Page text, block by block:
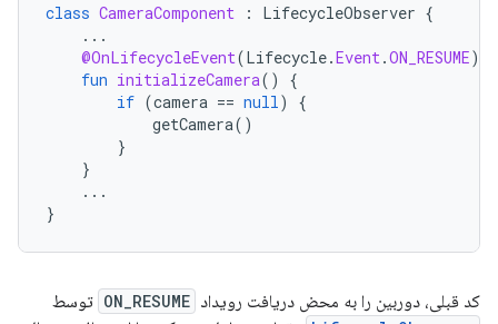
class CameraComponent : LifecycleObserver {
...
@OnLifecycleEvent(Lifecycle.Event .ON_RESUME)
fun initializeCamera()
{
if (camera == null )
{
getCamera()
}
}
...
}
کد قبلی، دوربین را به محض دریافت رویداد ON_RESUME توسط